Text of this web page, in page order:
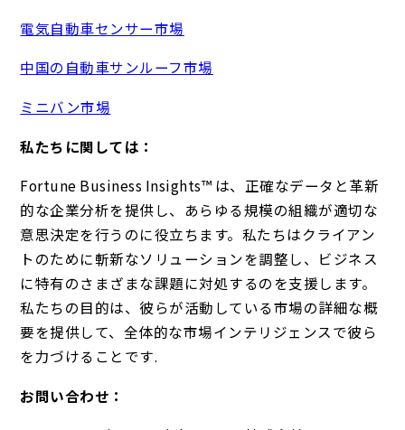
電気自動車センサー市場
中国の自動車サンルーフ市場
ミニバン市場
私たちに関しては：
Fortune Business Insights™ は、正確なデータと革新
的な企業分析を提供し、あらゆる規模の組織が適切な
意思決定を行うのに役立ちます。私たちはクライアン
トのために斬新なソリューションを調整し、ビジネス
に特有のさまざまな課題に対処するのを支援します。
私たちの目的は、彼らが活動している市場の詳細な概
要を提供して、全体的な市場インテリジェンスで彼ら
を力づけることです.
お問い合わせ：